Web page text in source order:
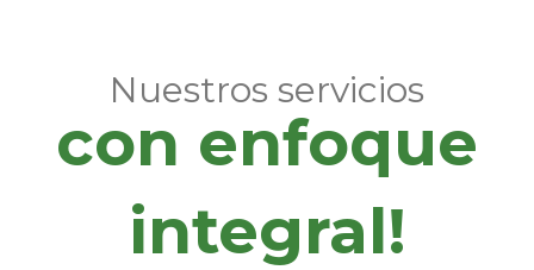
Nuestros servicios
con enfoque
integral!